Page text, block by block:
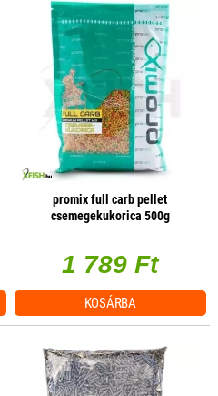
promix full carb pellet
csemegekukorica 500g
1 789 Ft
KOSÁRBA